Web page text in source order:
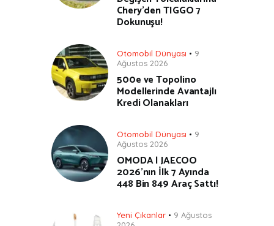
Chery’den TIGGO 7
Dokunuşu!
Otomobil Dünyası
9
Ağustos 2026
500e ve Topolino
Modellerinde Avantajlı
Kredi Olanakları
Otomobil Dünyası
9
Ağustos 2026
OMODA | JAECOO
2026’nın İlk 7 Ayında
448 Bin 849 Araç Sattı!
Yeni Çıkanlar
9 Ağustos